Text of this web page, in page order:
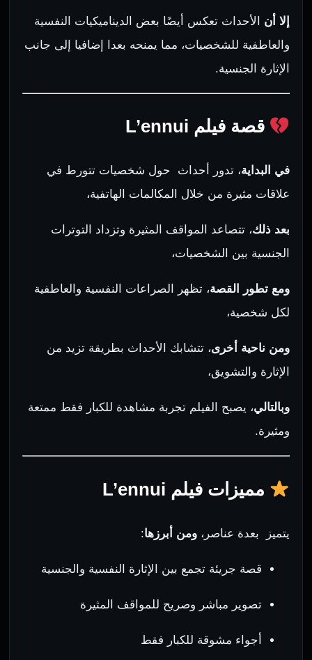
إلا أن الأحداث تعكس أيضًا بعض الديناميكيات النفسية
والعاطفية للشخصيات، مما يمنحه بعدا إضافيا إلى جانب
الإثارة الجنسية.
قصة فيلم L’ennui
في البداية، تدور أحداث حول شخصيات تتورط في
علاقات مثيرة من خلال المكالمات الهاتفية،
بعد ذلك، تتصاعد المواقف المثيرة وتزداد التوترات
الجنسية بين الشخصيات،
ومع تطور القصة، تظهر الصراعات النفسية والعاطفية
لكل شخصية،
ومن ناحية أخرى، تتشابك الأحداث بطريقة تزيد من
الإثارة والتشويق،
وبالتالي، يصبح الفيلم تجربة مشاهدة للكبار فقط ممتعة
ومثيرة.
مميزات فيلم L’ennui
يتميز بعدة عناصر،ومن أبرزها:
قصة جريئة تجمع بين الإثارة النفسية والجنسية
تصوير مباشر وصريح للمواقف المثيرة
أجواء مشوقة للكبار فقط